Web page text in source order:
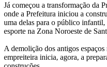
Já começou a transformação da
onde a Prefeitura iniciou a
uma delas para o público
esporte na Zona Noroeste de
A demolição dos antigos
empreiteira inicia, agora, a